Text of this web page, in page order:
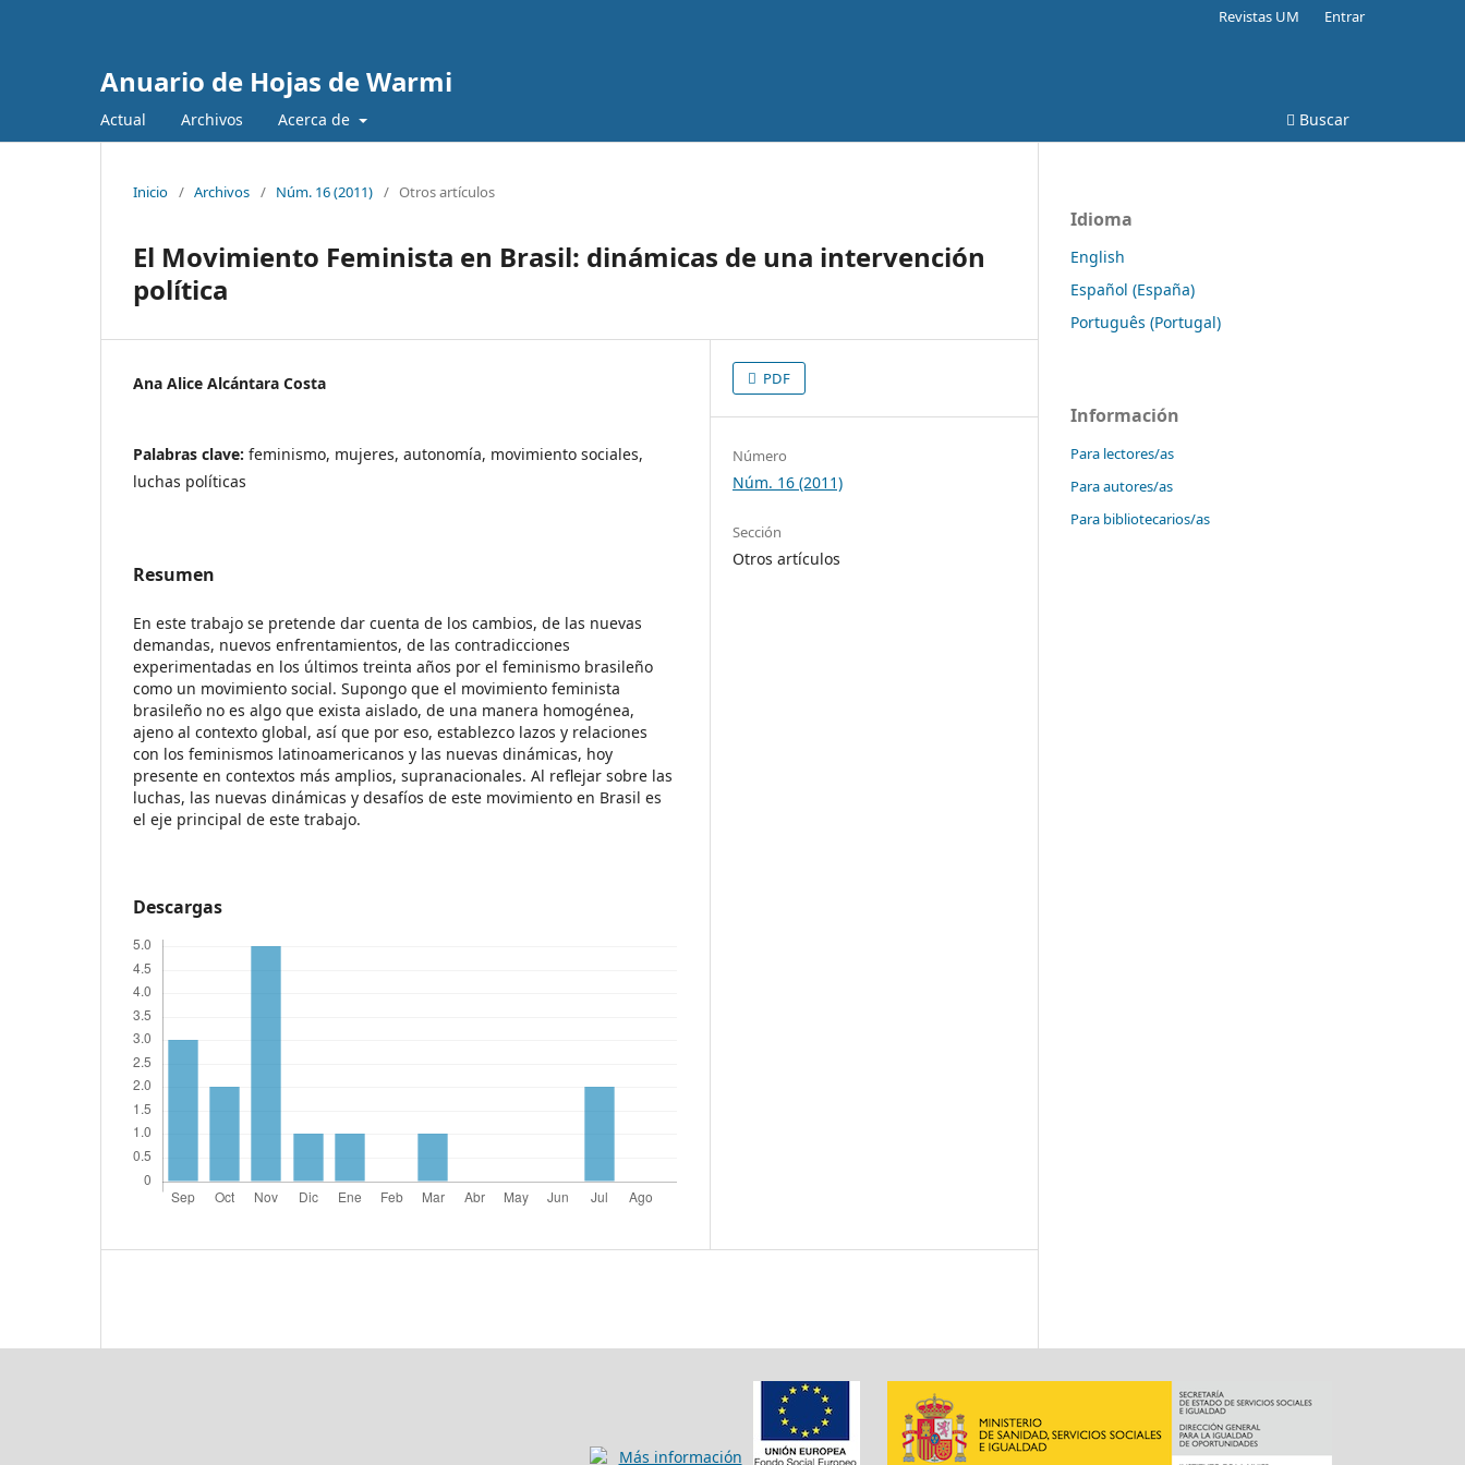
Anuario de Hojas de Warmi
Actual Archivos Acerca de Buscar
Revistas UM Entrar
Inicio / Archivos / Núm. 16 (2011) / Otros artículos
El Movimiento Feminista en Brasil: dinámicas de una intervención
política
Ana Alice Alcántara Costa
Palabras clave: feminismo, mujeres, autonomía, movimiento sociales,
luchas políticas
Resumen
En este trabajo se pretende dar cuenta de los cambios, de las nuevas
demandas, nuevos enfrentamientos, de las contradicciones
experimentadas en los últimos treinta años por el feminismo brasileño
como un movimiento social. Supongo que el movimiento feminista
brasileño no es algo que exista aislado, de una manera homogénea,
ajeno al contexto global, así que por eso, establezco lazos y relaciones
con los feminismos latinoamericanos y las nuevas dinámicas, hoy
presente en contextos más amplios, supranacionales. Al reflejar sobre las
luchas, las nuevas dinámicas y desafíos de este movimiento en Brasil es
el eje principal de este trabajo.
Descargas
PDF
Número
Núm. 16 (2011)
Sección
Otros artículos
Idioma
English
Español (España)
Português (Portugal)
Información
Para lectores/as
Para autores/as
Para bibliotecarios/as